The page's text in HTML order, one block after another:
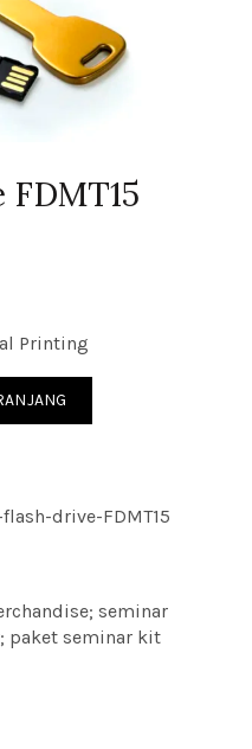
FDMT15
Printing
drive-FDMT15
seminar
paket seminar kit